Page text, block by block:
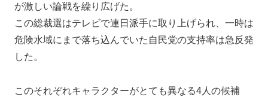
が激しい論戦を繰り広げた。
この総裁選はテレビで連日派手に取り上げられ、一時は
危険水域にまで落ち込んでいた自民党の支持率は急反発
した。
このそれぞれキャラクターがとても異なる4人の候補